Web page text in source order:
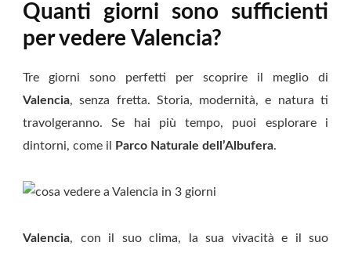
Quanti giorni sono sufficienti
per vedere Valencia?
Tre giorni sono perfetti per scoprire il meglio di
Valencia, senza fretta. Storia, modernità, e natura ti
travolgeranno. Se hai più tempo, puoi esplorare i
dintorni, come il Parco Naturale dell’Albufera.
Valencia, con il suo clima, la sua vivacità e il suo